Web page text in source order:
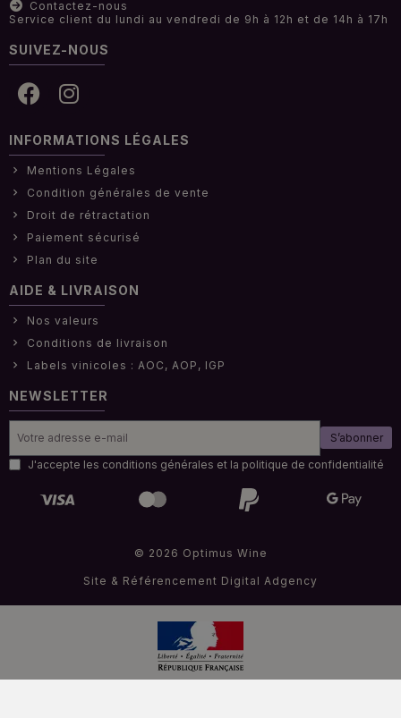
Contactez-nous
Service client du lundi au vendredi de 9h à 12h et de 14h à 17h
SUIVEZ-NOUS
INFORMATIONS LÉGALES
Mentions Légales
Condition générales de vente
Droit de rétractation
Paiement sécurisé
Plan du site
AIDE & LIVRAISON
Nos valeurs
Conditions de livraison
Labels vinicoles : AOC, AOP, IGP
NEWSLETTER
S’abonner
J'accepte les conditions générales et la politique de confidentialité
© 2026 Optimus Wine
Site & Référencement Digital Adgency